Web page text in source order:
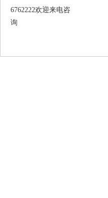
6762222欢迎来电咨
询